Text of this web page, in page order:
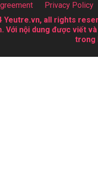
Privacy Policy
Yeutre.vn, all rights
Với nội dung được viết
trong